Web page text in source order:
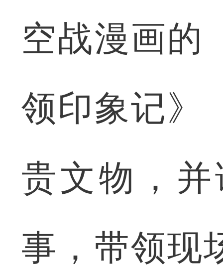
空战漫画的
领印象记》
贵文物，
事，带领现